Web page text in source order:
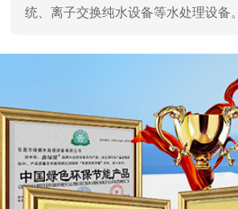
统、离子交换纯水设备等水处理设备。